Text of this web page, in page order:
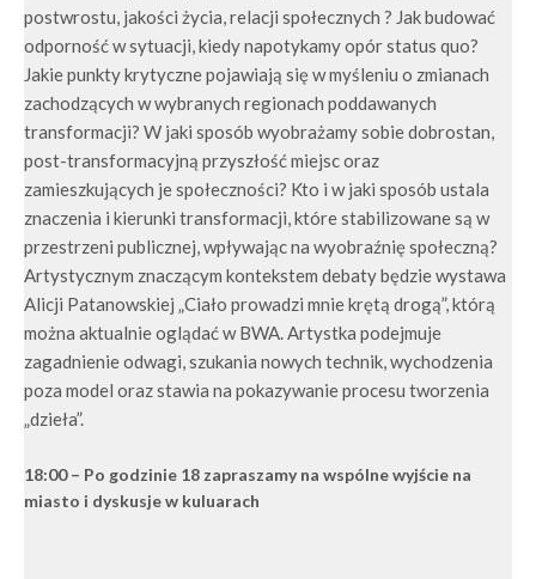
postwrostu, jakości życia, relacji społecznych ? Jak budować
odporność w sytuacji, kiedy napotykamy opór status quo?
Jakie punkty krytyczne pojawiają się w myśleniu o zmianach
zachodzących w wybranych regionach poddawanych
transformacji? W jaki sposób wyobrażamy sobie dobrostan,
post-transformacyjną przyszłość miejsc oraz
zamieszkujących je społeczności? Kto i w jaki sposób ustala
znaczenia i kierunki transformacji, które stabilizowane są w
przestrzeni publicznej, wpływając na wyobraźnię społeczną?
Artystycznym znaczącym kontekstem debaty będzie wystawa
Alicji Patanowskiej „Ciało prowadzi mnie krętą drogą”, którą
można aktualnie oglądać w BWA. Artystka podejmuje
zagadnienie odwagi, szukania nowych technik, wychodzenia
poza model oraz stawia na pokazywanie procesu tworzenia
„dzieła”.
18:00 – Po godzinie 18 zapraszamy na wspólne wyjście na
miasto i dyskusje w kuluarach